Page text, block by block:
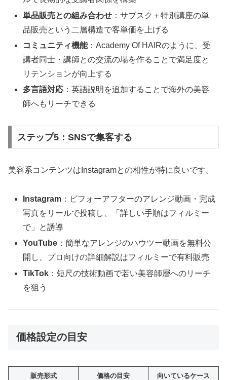
単品販売との組み合わせ ：サブスク＋特別講座の単
品販売という二層構造で客単価を上げる
コミュニティ機能：Academy Of HAIRのように、受
講者同士・講師との交流の場を作ることで満足度と
リテンションが向上する
多言語対応 ：英語説明を追加することで海外の美容
師へもリーチできる
ステップ5：SNSで集客する
美容系コンテンツはInstagramとの相性が特に良いです。
Instagram ：ビフォーアフターのアレンジ動画・完成
写真をリールで投稿し、「詳しい手順はフィルミー
で」と誘導
YouTube ：簡単なアレンジのハウツー動画を無料公
開し、プロ向けの詳細解説はフィルミーで有料販売
TikTok ：短尺の技術動画で若い美容師層へのリーチ
を狙う
価格設定の目安
販売形式 価格の目安 向いているケース